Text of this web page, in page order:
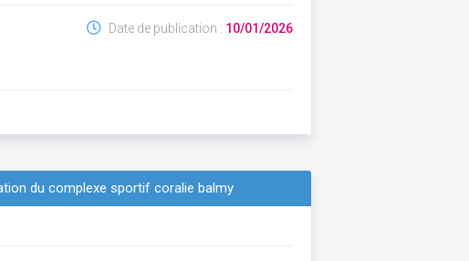
Date de publication : 10/01/2026
du complexe sportif coralie balmy